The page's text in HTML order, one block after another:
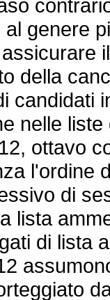
genere
della
candidati
nelle
ottavo
l'ordine
di
lista
di lista